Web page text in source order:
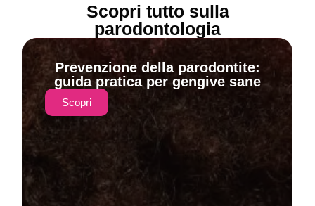
Scopri tutto sulla
parodontologia
Prevenzione della parodontite:
guida pratica per gengive sane
Scopri